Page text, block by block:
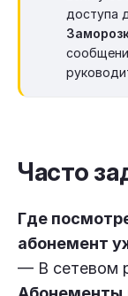
доступа
Часто
Где
абонемент
— В сетевом